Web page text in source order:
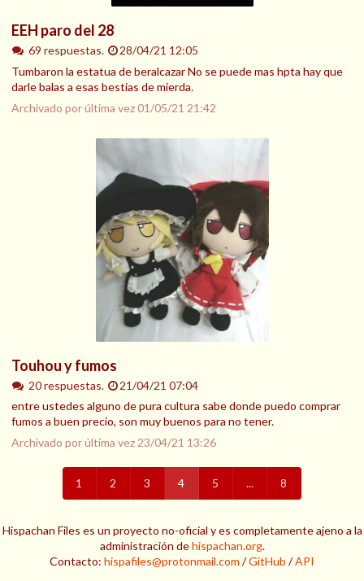
EEH paro del 28
69 respuestas.
28/04/21 12:05
Tumbaron la estatua de beralcazar No se puede mas hpta hay que
darle balas a esas bestias de mierda.
Archivado por última vez01/05/21 21:42
Touhou y fumos
20 respuestas.
21/04/21 07:04
entre ustedes alguno de pura cultura sabe donde puedo comprar
fumos a buen precio, son muy buenos para no tener.
Archivado por última vez 23/04/21 13:26
1 2 3 4 5 ... 8
Hispachan Files es un proyecto no-oficial y es completamente ajeno a la
administración dehispachan.org.
Contacto: hispafiles@protonmail.com /GitHub /API